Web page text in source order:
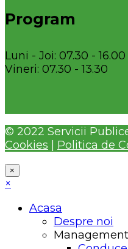
Program
Luni - Joi: 07.30 - 16.00
Vineri: 07.30 - 13.30
© 2022 Servicii
Cookies | Politica de
×
×
Acasa
Despre noi
Management